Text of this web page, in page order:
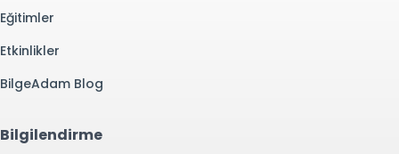
Eğitimler
Etkinlikler
BilgeAdam Blog
Bilgilendirme